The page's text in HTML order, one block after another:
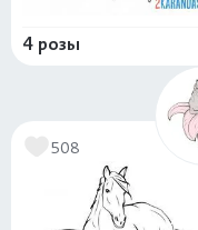
4 розы
508